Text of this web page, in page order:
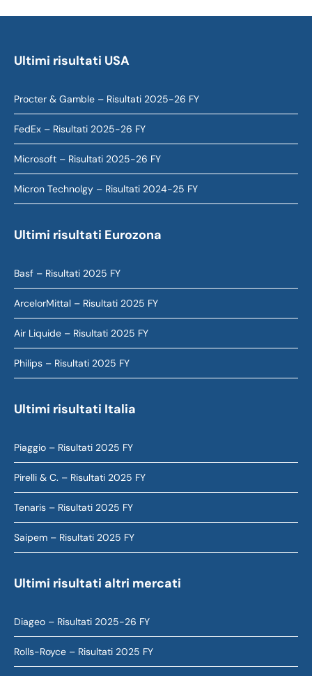
Ultimi risultati USA
Procter & Gamble – Risultati 2025-26 FY
FedEx – Risultati 2025-26 FY
Microsoft – Risultati 2025-26 FY
Micron Technolgy – Risultati 2024-25 FY
Ultimi risultati Eurozona
Basf – Risultati 2025 FY
ArcelorMittal – Risultati 2025 FY
Air Liquide – Risultati 2025 FY
Philips – Risultati 2025 FY
Ultimi risultati Italia
Piaggio – Risultati 2025 FY
Pirelli & C. – Risultati 2025 FY
Tenaris – Risultati 2025 FY
Saipem – Risultati 2025 FY
Ultimi risultati altri mercati
Diageo – Risultati 2025-26 FY
Rolls-Royce – Risultati 2025 FY